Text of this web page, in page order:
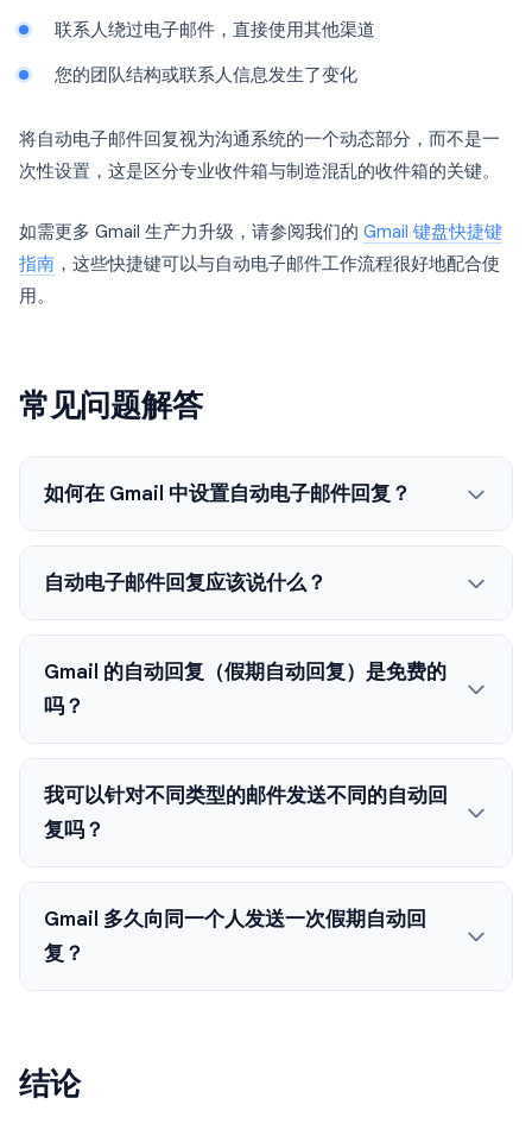
联系人绕过电子邮件，直接使用其他渠道
您的团队结构或联系人信息发生了变化
将自动电子邮件回复视为沟通系统的一个动态部分，而不是一
次性设置，这是区分专业收件箱与制造混乱的收件箱的关键。
如需更多 Gmail 生产力升级，请参阅我们的 Gmail 键盘快捷键
指南 ，这些快捷键可以与自动电子邮件工作流程很好地配合使
用。
常见问题解答
如何在 Gmail 中设置自动电子邮件回复？
自动电子邮件回复应该说什么？
Gmail 的自动回复（假期自动回复）是免费的
吗？
我可以针对不同类型的邮件发送不同的自动回
复吗？
Gmail 多久向同一个人发送一次假期自动回
复？
结论